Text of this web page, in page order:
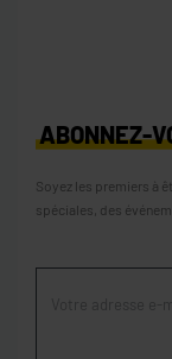
ABONNEZ-
Soyez les premiers à
spéciales, des